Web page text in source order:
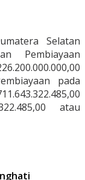
Selatan
Pembiayaan
pada
atau